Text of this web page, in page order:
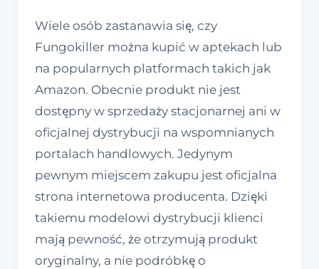
Wiele osób zastanawia się, czy
Fungokiller można kupić w aptekach lub
na popularnych platformach takich jak
Amazon. Obecnie produkt nie jest
dostępny w sprzedaży stacjonarnej ani w
oficjalnej dystrybucji na wspomnianych
portalach handlowych. Jedynym
pewnym miejscem zakupu jest oficjalna
strona internetowa producenta. Dzięki
takiemu modelowi dystrybucji klienci
mają pewność, że otrzymują produkt
oryginalny, a nie podróbkę o